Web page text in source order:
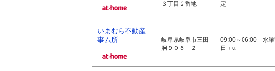
３丁目２番地
定
いまむら不動産
事ム所
岐阜県岐阜市三田
洞９０８－２
09:00～06:00 水曜
日＋α